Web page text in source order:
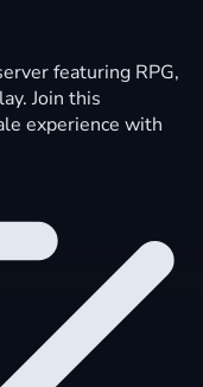
featuring RPG,
Join this
experience with